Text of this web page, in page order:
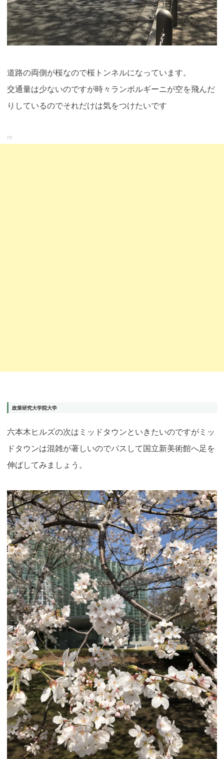
道路の両側が桜なので桜トンネルになっています。
交通量は少ないのですが時々ランボルギーニが空を飛んだ
りしているのでそれだけは気をつけたいです
PR
政策研究大学院大学
六本木ヒルズの次はミッドタウンといきたいのですがミッ
ドタウンは混雑が著しいのでパスして国立新美術館へ足を
伸ばしてみましょう。